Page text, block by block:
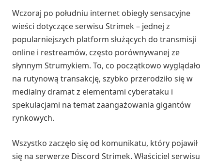
Wczoraj po południu internet obiegły sensacyjne
wieści dotyczące serwisu Strimek – jednej z
popularniejszych platform służących do transmisji
online i restreamów, często porównywanej ze
słynnym Strumykiem. To, co początkowo wyglądało
na rutynową transakcję, szybko przerodziło się w
medialny dramat z elementami cyberataku i
spekulacjami na temat zaangażowania gigantów
rynkowych.
Wszystko zaczęło się od komunikatu, który pojawił
się na serwerze Discord Strimek. Właściciel serwisu